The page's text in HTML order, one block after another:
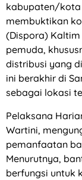
kabupaten/
membuktikan
(Dispora)
pemuda,
distribusi yang
ini berakhir di
sebagai lokasi
Pelaksana
Wartini,
pemanfaatan
Menurutnya,
berfungsi untuk